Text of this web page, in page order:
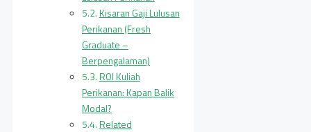
Kisaran Gaji Lulusan
Perikanan (Fresh
Graduate –
Berpengalaman)
ROI Kuliah
Perikanan: Kapan Balik
Modal?
Related